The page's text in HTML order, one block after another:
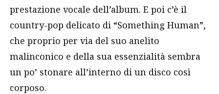
prestazione vocale dell’album. E poi c’è il
country-pop delicato di “Something Human”,
che proprio per via del suo anelito
malinconico e della sua essenzialità sembra
un po’ stonare all’interno di un disco così
corposo.